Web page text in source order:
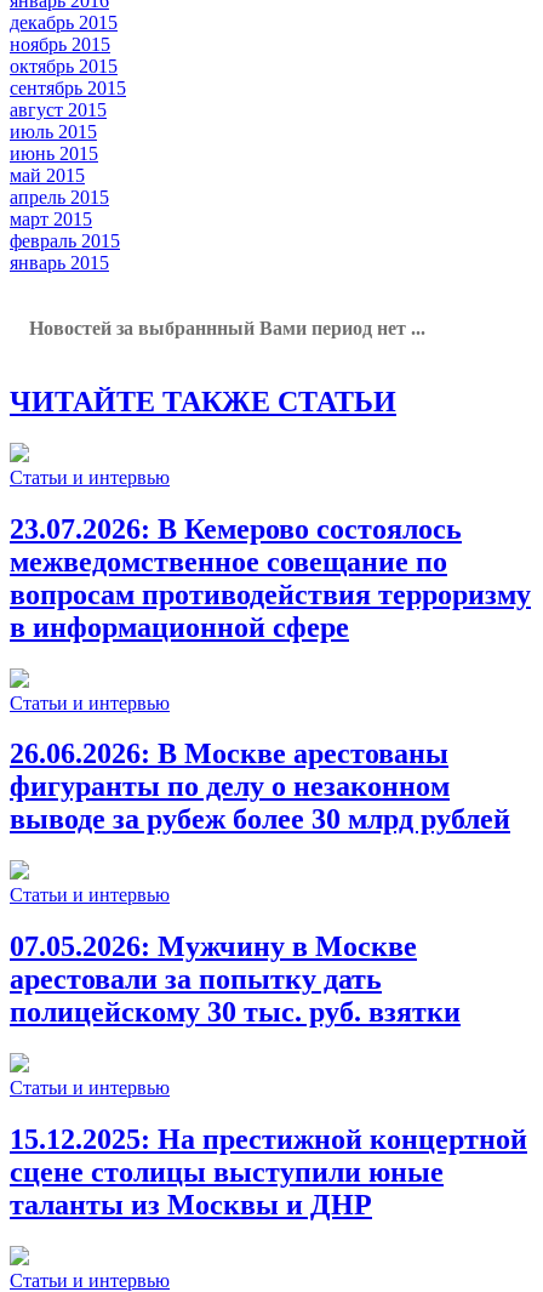
декабрь 2015
ноябрь 2015
октябрь 2015
сентябрь 2015
август 2015
июль 2015
июнь 2015
май 2015
апрель 2015
март 2015
февраль 2015
январь 2015
Новостей за выбраннный Вами период нет ...
ЧИТАЙТЕ ТАКЖЕ СТАТЬИ
Статьи и интервью
23.07.2026: В Кемерово состоялось
межведомственное совещание по
вопросам противодействия терроризму
в информационной сфере
Статьи и интервью
26.06.2026: В Москве арестованы
фигуранты по делу о незаконном
выводе за рубеж более 30 млрд рублей
Статьи и интервью
07.05.2026: Мужчину в Москве
арестовали за попытку дать
полицейскому 30 тыс. руб. взятки
Статьи и интервью
15.12.2025: На престижной концертной
сцене столицы выступили юные
таланты из Москвы и ДНР
Статьи и интервью